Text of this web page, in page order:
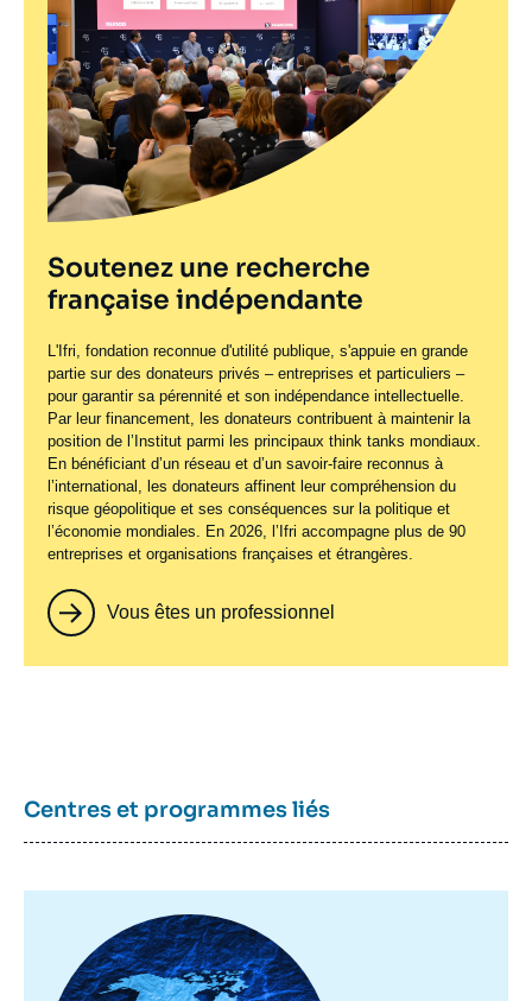
Soutenez une recherche
française indépendante
L'Ifri, fondation reconnue d'utilité publique, s'appuie en grande
partie sur des donateurs privés – entreprises et particuliers –
pour garantir sa pérennité et son indépendance intellectuelle.
Par leur financement, les donateurs contribuent à maintenir la
position de l’Institut parmi les principaux think tanks mondiaux.
En bénéficiant d’un réseau et d’un savoir-faire reconnus à
l’international, les donateurs affinent leur compréhension du
risque géopolitique et ses conséquences sur la politique et
l’économie mondiales. En 2026, l’Ifri accompagne plus de 90
entreprises et organisations françaises et étrangères.
Vous êtes un professionnel
Centres et programmes liés
principale